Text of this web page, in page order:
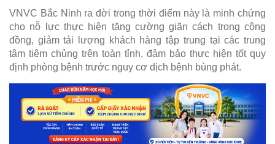
VNVC Bắc Ninh ra đời trong thời điểm này là minh chứng
cho nỗ lực thực hiện tăng cường giãn cách trong cộng
đồng, giảm tải lượng khách hàng tập trung tại các trung
tâm tiêm chủng trên toàn tỉnh, đảm bảo thực hiện tốt quy
định phòng bệnh trước nguy cơ dịch bệnh bùng phát.